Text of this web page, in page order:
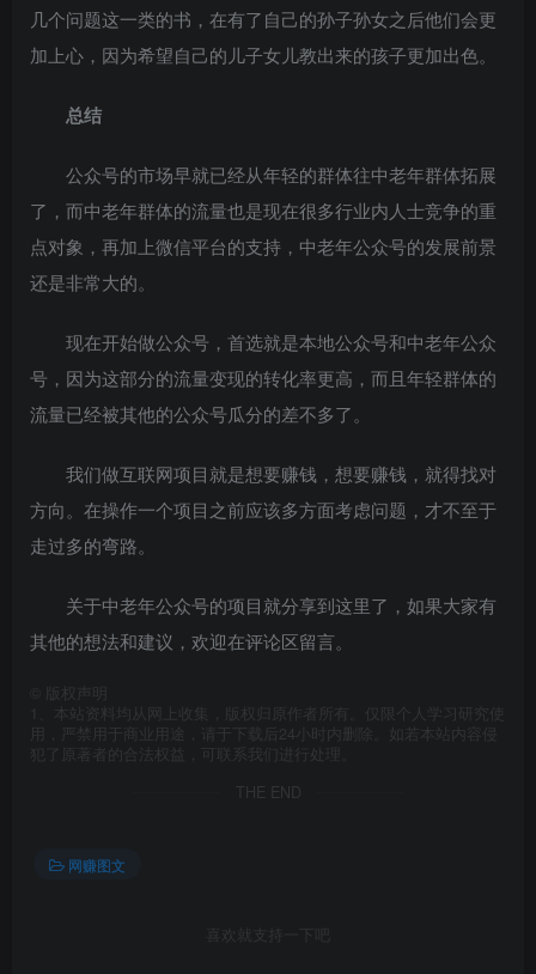
几个问题这一类的书，在有了自己的孙子孙女之后他们会更
加上心，因为希望自己的儿子女儿教出来的孩子更加出色。
总结
公众号的市场早就已经从年轻的群体往中老年群体拓展
了，而中老年群体的流量也是现在很多行业内人士竞争的重
点对象，再加上微信平台的支持，中老年公众号的发展前景
还是非常大的。
现在开始做公众号，首选就是本地公众号和中老年公众
号，因为这部分的流量变现的转化率更高，而且年轻群体的
流量已经被其他的公众号瓜分的差不多了。
我们做互联网项目就是想要赚钱，想要赚钱，就得找对
方向。在操作一个项目之前应该多方面考虑问题，才不至于
走过多的弯路。
关于中老年公众号的项目就分享到这里了，如果大家有
其他的想法和建议，欢迎在评论区留言。
版权声明
1、本站资料均从网上收集，版权归原作者所有。仅限个人学习研究使
用，严禁用于商业用途，请于下载后24小时内删除。如若本站内容侵
犯了原著者的合法权益，可联系我们进行处理。
THE END
网赚图文
喜欢就支持一下吧